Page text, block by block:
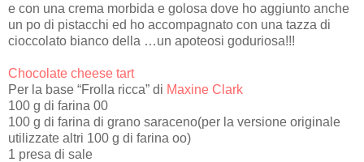
e con una crema morbida e golosa dove ho aggiunto anche
un po di pistacchi ed ho accompagnato con una tazza di
cioccolato bianco della …un apoteosi goduriosa!!!
Chocolate cheese tart
Per la base “Frolla ricca” di Maxine Clark
100 g di farina 00
100 g di farina di grano saraceno(per la versione originale
utilizzate altri 100 g di farina oo)
1 presa di sale